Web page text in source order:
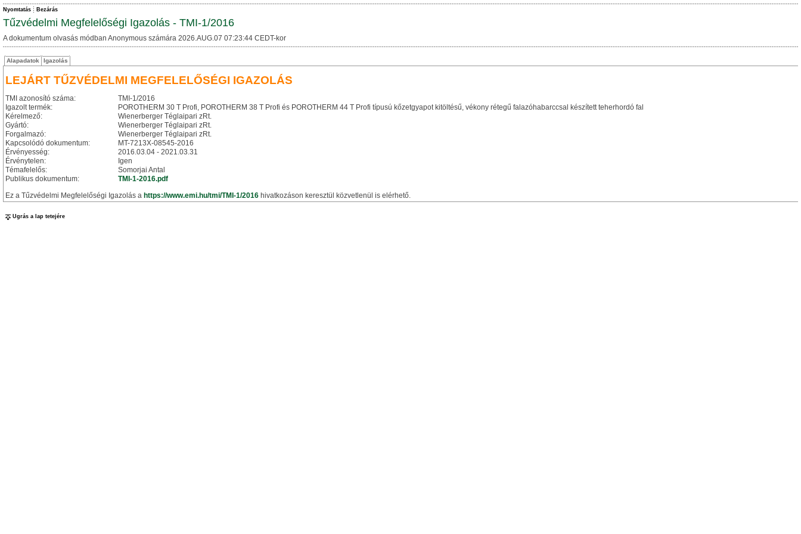
Nyomtatás Bezárás
Tűzvédelmi Megfelelőségi Igazolás - TMI-1/2016
A dokumentum olvasás módban Anonymous számára 2026.AUG.07 07:23:44 CEDT-kor
Alapadatok Igazolás
LEJÁRT TŰZVÉDELMI MEGFELELŐSÉGI IGAZOLÁS
TMI azonosító száma:
TMI-1/2016
Igazolt termék:
POROTHERM 30 T Profi, POROTHERM 38 T Profi és POROTHERM 44 T Profi típusú kőzetgyapot kitöltésű, vékony rétegű falazóhabarccsal készített teherhordó fal
Kérelmező:
Wienerberger Téglaipari zRt.
Gyártó:
Wienerberger Téglaipari zRt.
Forgalmazó:
Wienerberger Téglaipari zRt.
Kapcsolódó dokumentum:
MT-7213X-08545-2016
Érvényesség:
2016.03.04 - 2021.03.31
Érvénytelen:
Igen
Témafelelős:
Somorjai Antal
Publikus dokumentum:
TMI-1-2016.pdf
Ez a Tűzvédelmi Megfelelőségi Igazolás a https://www.emi.hu/tmi/TMI-1/2016 hivatkozáson keresztül közvetlenül is elérhető.
Ugrás a lap tetejére